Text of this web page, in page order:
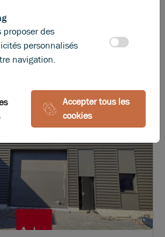
proposer des
personnalisés
navigation.
Accepter tous les
cookies